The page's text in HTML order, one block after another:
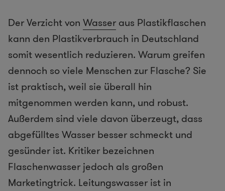
Der Verzicht von Wasser aus Plastikflaschen
kann den Plastikverbrauch in Deutschland
somit wesentlich reduzieren. Warum greifen
dennoch so viele Menschen zur Flasche? Sie
ist praktisch, weil sie überall hin
mitgenommen werden kann, und robust.
Außerdem sind viele davon überzeugt, dass
abgefülltes Wasser besser schmeckt und
gesünder ist. Kritiker bezeichnen
Flaschenwasser jedoch als großen
Marketingtrick. Leitungswasser ist in